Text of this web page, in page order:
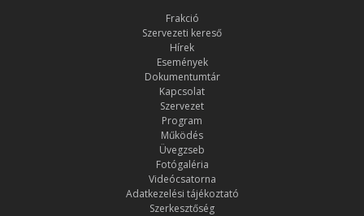
Frakció
Szervezeti kereső
Hírek
Események
Dokumentumtár
Kapcsolat
Szervezet
Program
Működés
Üvegzseb
Fotógaléria
Videócsatorna
Adatkezelési tájékoztató
Szerkesztőség